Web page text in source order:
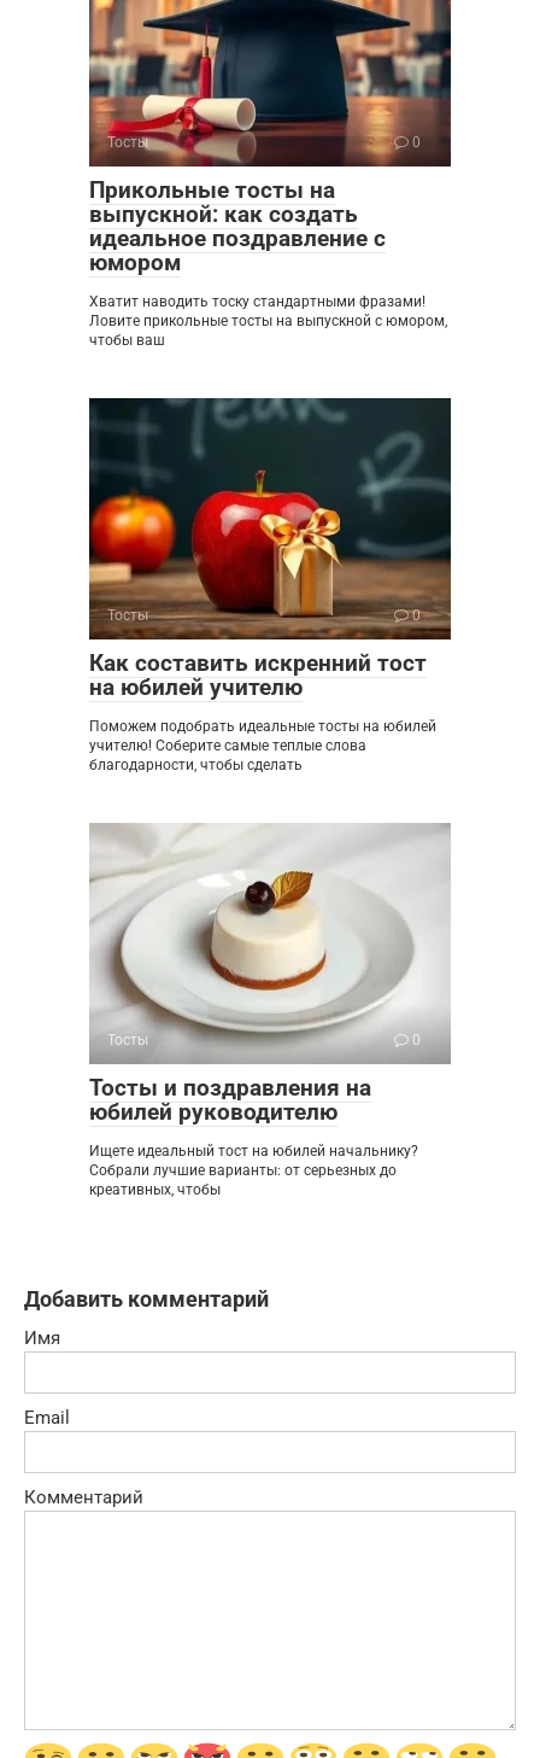
Тосты 0
Прикольные тосты на
выпускной: как создать
идеальное поздравление с
юмором
Хватит наводить тоску стандартными фразами!
Ловите прикольные тосты на выпускной с юмором,
чтобы ваш
Тосты 0
Как составить искренний тост
на юбилей учителю
Поможем подобрать идеальные тосты на юбилей
учителю! Соберите самые теплые слова
благодарности, чтобы сделать
Тосты 0
Тосты и поздравления на
юбилей руководителю
Ищете идеальный тост на юбилей начальнику?
Собрали лучшие варианты: от серьезных до
креативных, чтобы
Добавить комментарий
Имя
Email
Комментарий